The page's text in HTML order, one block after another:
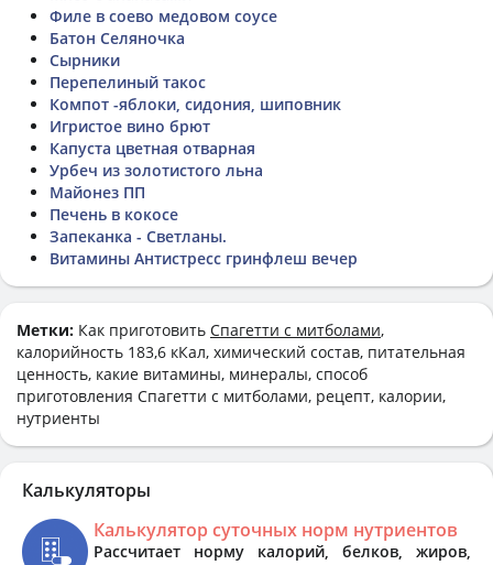
Филе в соево медовом соусе
Батон Селяночка
Сырники
Перепелиный такос
Компот -яблоки, сидония, шиповник
Игристое вино брют
Капуста цветная отварная
Урбеч из золотистого льна
Майонез ПП
Печень в кокосе
Запеканка - Светланы.
Витамины Антистресс гринфлеш вечер
Метки: Как приготовить Спагетти с митболами,
калорийность 183,6 кКал, химический состав, питательная
ценность, какие витамины, минералы, способ
приготовления Спагетти с митболами, рецепт, калории,
нутриенты
Калькуляторы
Калькулятор суточных норм нутриентов
Рассчитает норму калорий, белков, жиров,